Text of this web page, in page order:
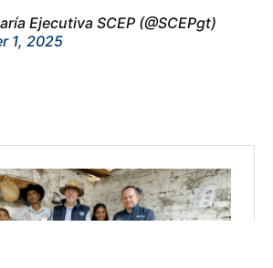
Ejecutiva SCEP (@SCEPgt)
1, 2025